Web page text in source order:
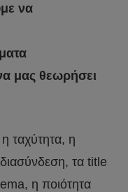
να
μας θεωρήσει
ταχύτητα, η
τα title
η ποιότητα